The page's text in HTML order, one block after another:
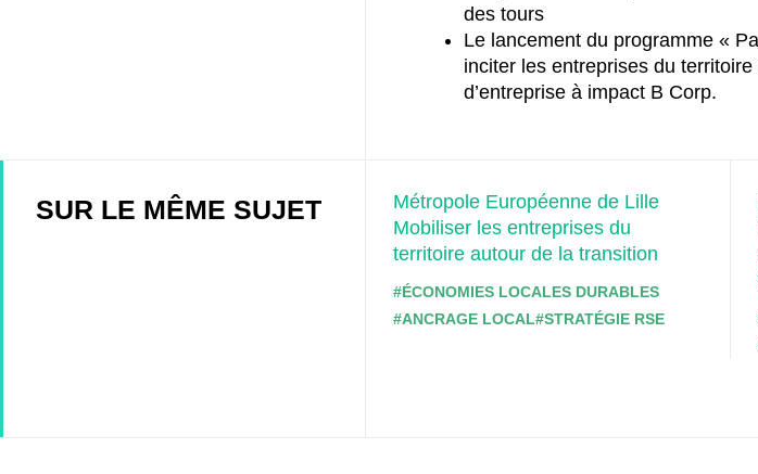
des tours
Le lancement du programme «
inciter les entreprises du
d’entreprise à impact B Corp.
SUR LE MÊME SUJET
Métropole Européenne de Lille
Mobiliser les entreprises du
territoire autour de la transition
#ÉCONOMIES LOCALES DURABLES
#ANCRAGE LOCAL#STRATÉGIE RSE